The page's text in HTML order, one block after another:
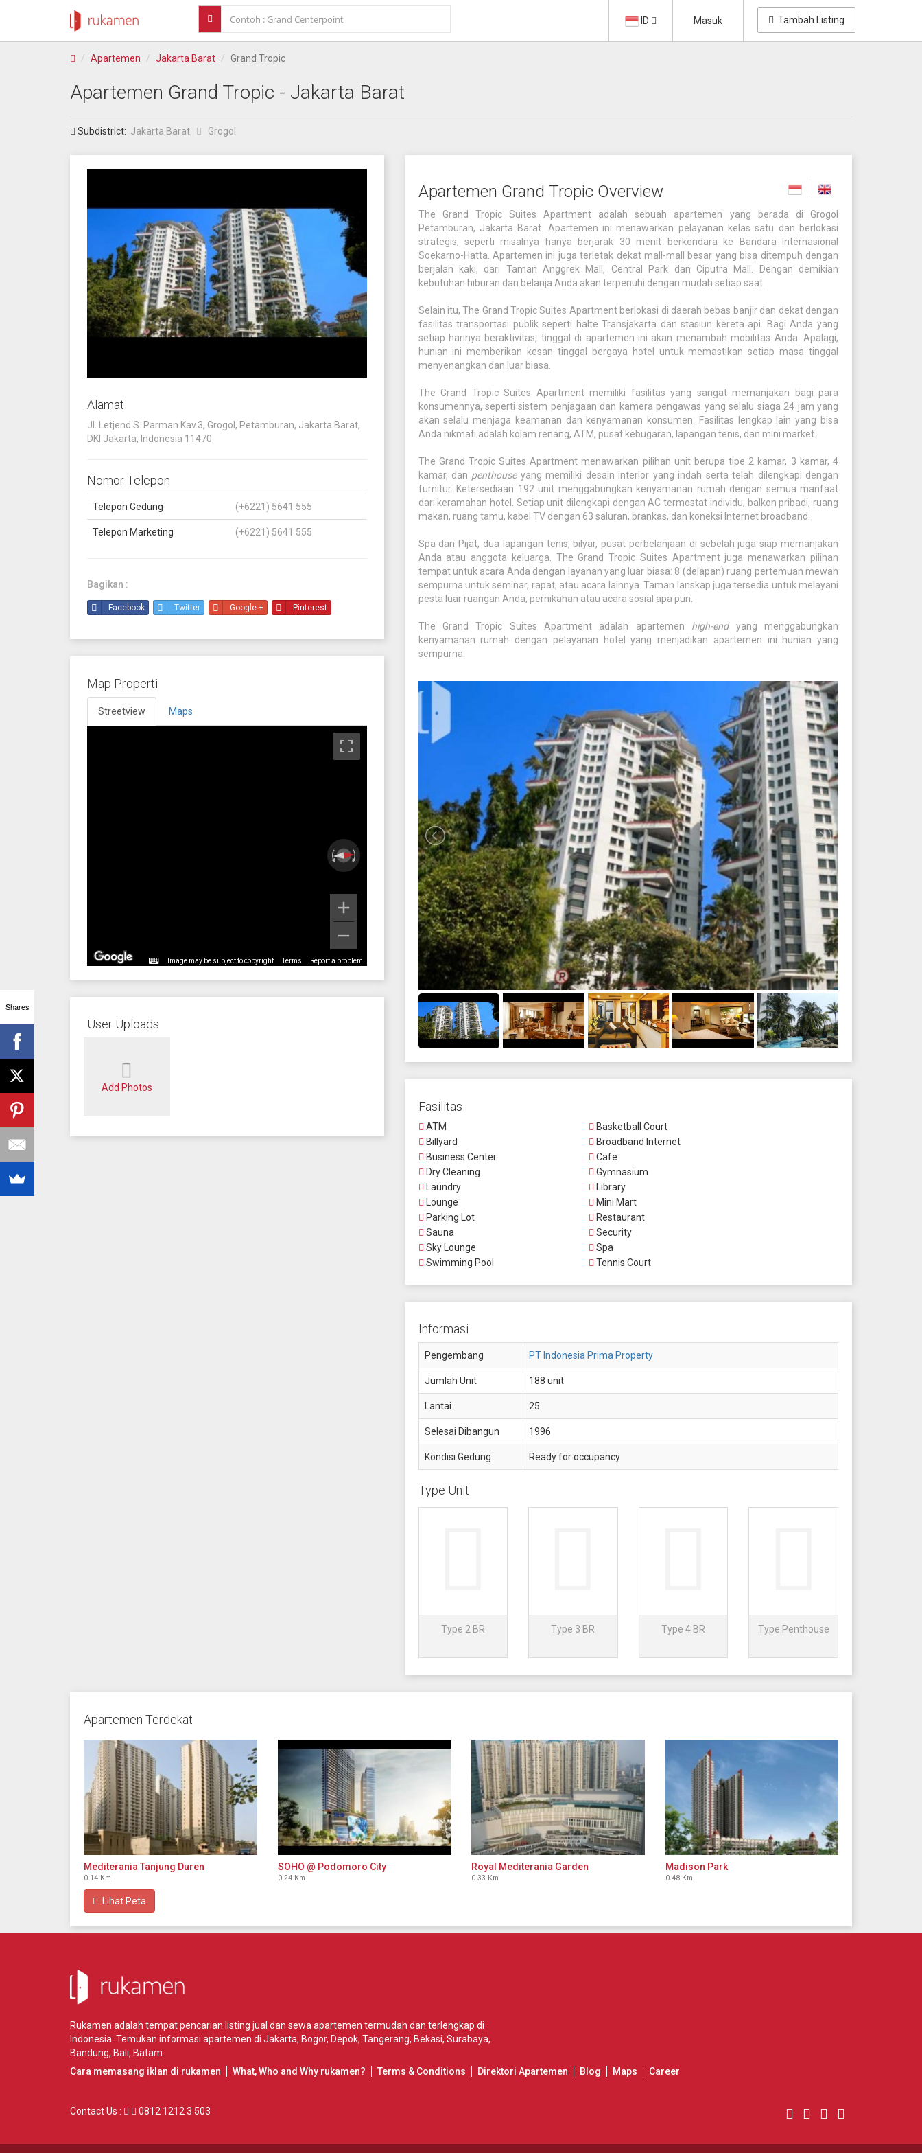
ID Masuk Tambah Listing
Apartemen Jakarta Barat Grand Tropic
Apartemen Grand Tropic - Jakarta Barat
Subdistrict: Jakarta Barat Grogol
Apartemen Grand Tropic Overview
The Grand Tropic Suites Apartment adalah sebuah apartemen yang berada di Grogol
Petamburan, Jakarta Barat. Apartemen ini menawarkan pelayanan kelas satu dan berlokasi
strategis, seperti misalnya hanya berjarak 30 menit berkendara ke Bandara Internasional
Soekarno-Hatta. Apartemen ini juga terletak dekat mall-mall besar yang bisa ditempuh dengan
berjalan kaki, dari Taman Anggrek Mall, Central Park dan Ciputra Mall. Dengan demikian
kebutuhan hiburan dan belanja Anda akan terpenuhi dengan mudah setiap saat.
Selain itu, The Grand Tropic Suites Apartment berlokasi di daerah bebas banjir dan dekat dengan
fasilitas transportasi publik seperti halte Transjakarta dan stasiun kereta api. Bagi Anda yang
setiap harinya beraktivitas, tinggal di apartemen ini akan menambah mobilitas Anda. Apalagi,
hunian ini memberikan kesan tinggal bergaya hotel untuk memastikan setiap masa tinggal
menyenangkan dan luar biasa.
The Grand Tropic Suites Apartment memiliki fasilitas yang sangat memanjakan bagi para
konsumennya, seperti sistem penjagaan dan kamera pengawas yang selalu siaga 24 jam yang
akan selalu menjaga keamanan dan kenyamanan konsumen. Fasilitas lengkap lain yang bisa
Anda nikmati adalah kolam renang, ATM, pusat kebugaran, lapangan tenis, dan mini market.
The Grand Tropic Suites Apartment menawarkan pilihan unit berupa tipe 2 kamar, 3 kamar, 4
kamar, dan penthouseyang memiliki desain interior yang indah serta telah dilengkapi dengan
furnitur. Ketersediaan 192 unit menggabungkan kenyamanan rumah dengan semua manfaat
dari keramahan hotel. Setiap unit dilengkapi dengan AC termostat individu, balkon pribadi, ruang
makan, ruang tamu, kabel TV dengan 63 saluran, brankas, dan koneksi Internet broadband.
Spa dan Pijat, dua lapangan tenis, bilyar, pusat perbelanjaan di sebelah juga siap memanjakan
Anda atau anggota keluarga. The Grand Tropic Suites Apartment juga menawarkan pilihan
tempat untuk acara Anda dengan layanan yang luar biasa: 8 (delapan) ruang pertemuan mewah
sempurna untuk seminar, rapat, atau acara lainnya. Taman lanskap juga tersedia untuk melayani
pesta luar ruangan Anda, pernikahan atau acara sosial apa pun.
The Grand Tropic Suites Apartment adalah apartemen high-endyang menggabungkan
kenyamanan rumah dengan pelayanan hotel yang menjadikan apartemen ini hunian yang
sempurna.
Fasilitas
ATM
Basketball Court
Billyard
Broadband Internet
Business Center
Cafe
Dry Cleaning
Gymnasium
Laundry
Library
Lounge
Mini Mart
Parking Lot
Restaurant
Sauna
Security
Sky Lounge
Spa
Swimming Pool
Tennis Court
Informasi
Pengembang PT Indonesia Prima Property
Jumlah Unit 188 unit
Lantai 25
Selesai Dibangun 1996
Kondisi Gedung Ready for occupancy
Type Unit
Type 2 BR Type 3 BR Type 4 BR Type Penthouse
Alamat
Jl. Letjend S. Parman Kav.3, Grogol, Petamburan, Jakarta Barat,
DKI Jakarta, Indonesia 11470
Nomor Telepon
Telepon Gedung (+6221) 5641 555
Telepon Marketing (+6221) 5641 555
Bagikan :
Facebook Twitter Google + Pinterest
Map Properti
Streetview Maps
Image may be subject to copyright Terms Report a problem
User Uploads
Add Photos
Apartemen Terdekat
Mediterania Tanjung Duren
0.14 Km
SOHO @ Podomoro City
0.24 Km
Royal Mediterania Garden
0.33 Km
Madison Park
0.48 Km
Lihat Peta
Rukamen adalah tempat pencarian listing jual dan sewa apartemen termudah dan terlengkap di
Indonesia. Temukan informasi apartemen di Jakarta, Bogor, Depok, Tangerang, Bekasi, Surabaya,
Bandung, Bali, Batam
Cara memasang iklan di rukamen
What, Who and Why rukamen? Terms & Conditions Direktori Apartemen Blog Maps Career
Contact Us : 0812 1212 3 503
Shares